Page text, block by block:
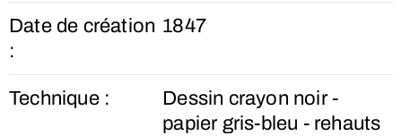
Date de création
:
1847
Technique :
Dessin crayon noir -
papier gris-bleu - rehauts